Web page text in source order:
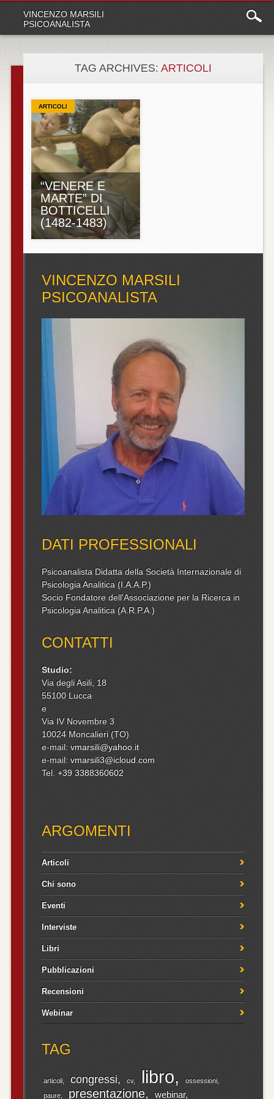
VINCENZO MARSILI
PSICOANALISTA
menu
content
TAG ARCHIVES: ARTICOLI
ARTICOLI
“VENERE E
MARTE” DI
BOTTICELLI
(1482-1483)
VINCENZO MARSILI
PSICOANALISTA
DATI PROFESSIONALI
Psicoanalista Didatta della Società Internazionale di
Psicologia Analitica (I.A.A.P.)
Socio Fondatore dell'Associazione per la Ricerca in
Psicologia Analitica (A.R.P.A.)
CONTATTI
Studio:
Via degli Asili, 18
55100 Lucca
e
Via IV Novembre 3
10024 Moncalieri (TO)
e-mail:vmarsili@yahoo.it
e-mail:vmarsili3@icloud.com
Tel. +39 3388360602
ARGOMENTI
Articoli
Chi sono
Eventi
Interviste
Libri
Pubblicazioni
Recensioni
Webinar
TAG
articoli congressi cv libro
ossessioni
paure
presentazione webinar